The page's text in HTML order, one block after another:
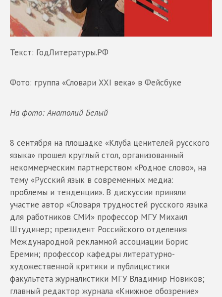
Текст: ГодЛитературы.РФ
Фото: группа «Словари XXI века» в Фейсбуке
На фото: Анатолий Белый
8 сентября на площадке «Клуба ценителей русского
языка» прошел круглый стол, организованный
некоммерческим партнерством «Родное слово», на
тему «Русский язык в современных медиа:
проблемы и тенденции». В дискуссии приняли
участие автор «Словаря трудностей русского языка
для работников СМИ» профессор МГУ Михаил
Штудинер; президент Российского отделения
Международной рекламной ассоциации Борис
Еремин; профессор кафедры литературно-
художественной критики и публицистики
факультета журналистики МГУ Владимир Новиков;
главный редактор журнала «Книжное обозрение»